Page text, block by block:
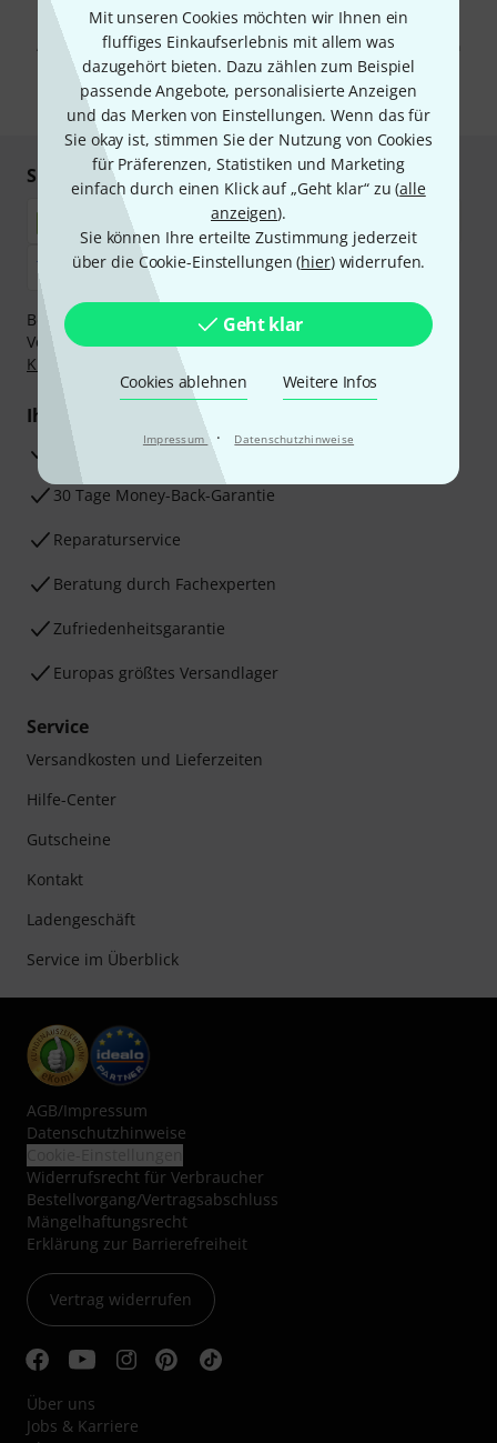
Mit unseren Cookies möchten wir Ihnen ein
fluffiges Einkaufserlebnis mit allem was
dazugehört bieten. Dazu zählen zum Beispiel
passende Angebote, personalisierte Anzeigen
und das Merken von Einstellungen. Wenn das für
Sie okay ist, stimmen Sie der Nutzung von Cookies
für Präferenzen, Statistiken und Marketing
einfach durch einen Klick auf „Geht klar“ zu (alle
anzeigen).
Sie können Ihre erteilte Zustimmung jederzeit
über die Cookie-Einstellungen (hier) widerrufen.
Geht klar
Cookies ablehnen Weitere Infos
Impressum · Datenschutzhinweise
Mit Klick auf „Jetzt anmelden“ stimmen Sie dem Erhalt von E-Mail-
Werbung und einer Messung des E-Mail-Nutzungsverhaltens zu. Die
Abmeldung ist jederzeit möglich. Weitere Informationen finden Sie in
unserenDatenschutzhinweisen.
* Pflichtfeld
Sicher einkaufen & bezahlen
Bezahlen Sie vertraulich und sicher per Nachnahme,
Vorkasse, PayPal, Amazon Pay,Klarna Sofort bezahlen,
Klarna Ratenzahlungoder Kreditkarte.
Ihre Vorteile
3 Jahre Thomann Garantie
30 Tage Money-Back-Garantie
Reparaturservice
Beratung durch Fachexperten
Zufriedenheitsgarantie
Europas größtes Versandlager
Service
Versandkosten und Lieferzeiten
Hilfe-Center
Gutscheine
Kontakt
Ladengeschäft
Service im Überblick
AGB/Impressum
Datenschutzhinweise
Widerrufsrecht für Verbraucher
Bestellvorgang/Vertragsabschluss
Mängelhaftungsrecht
Erklärung zur Barrierefreiheit
Vertrag widerrufen
Über uns
Jobs & Karriere